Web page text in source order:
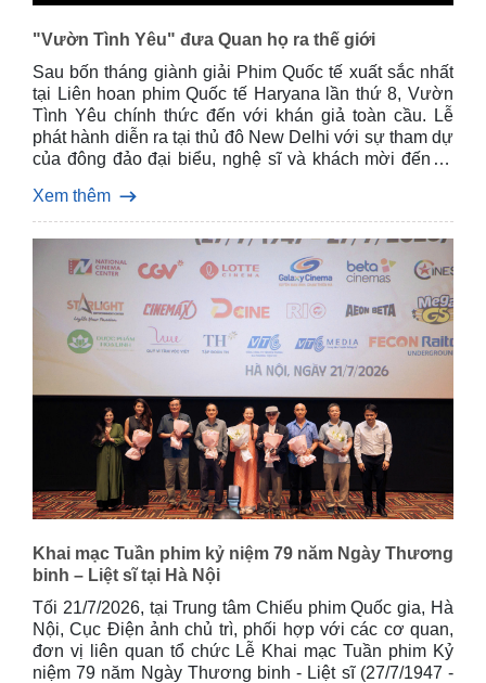
"Vườn Tình Yêu" đưa Quan họ ra thế giới
Sau bốn tháng giành giải Phim Quốc tế xuất sắc nhất
tại Liên hoan phim Quốc tế Haryana lần thứ 8, Vườn
Tình Yêu chính thức đến với khán giả toàn cầu. Lễ
phát hành diễn ra tại thủ đô New Delhi với sự tham dự
của đông đảo đại biểu, nghệ sĩ và khách mời đến từ
Xem thêm
Khai mạc Tuần phim kỷ niệm 79 năm Ngày Thương
binh – Liệt sĩ tại Hà Nội
Tối 21/7/2026, tại Trung tâm Chiếu phim Quốc gia, Hà
Nội, Cục Điện ảnh chủ trì, phối hợp với các cơ quan,
đơn vị liên quan tổ chức Lễ Khai mạc Tuần phim Kỷ
niệm 79 năm Ngày Thương binh - Liệt sĩ (27/7/1947 -